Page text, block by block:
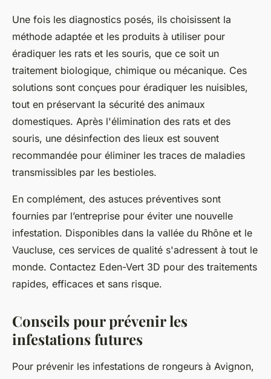
Une fois les diagnostics posés, ils choisissent la
méthode adaptée et les produits à utiliser pour
éradiquer les rats et les souris, que ce soit un
traitement biologique, chimique ou mécanique. Ces
solutions sont conçues pour éradiquer les nuisibles,
tout en préservant la sécurité des animaux
domestiques. Après l'élimination des rats et des
souris, une désinfection des lieux est souvent
recommandée pour éliminer les traces de maladies
transmissibles par les bestioles.
En complément, des astuces préventives sont
fournies par l’entreprise pour éviter une nouvelle
infestation. Disponibles dans la vallée du Rhône et le
Vaucluse, ces services de qualité s'adressent à tout le
monde. Contactez Eden-Vert 3D pour des traitements
rapides, efficaces et sans risque.
Conseils pour prévenir les
infestations futures
Pour prévenir les infestations de rongeurs à Avignon,